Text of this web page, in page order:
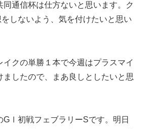
通信杯は仕方ないと思います。ク
しないよう、気を付けたいと思い
イクの単勝１本で今週はプラスマイ
ましたので、まあ良しとしたいと思
GⅠ初戦フェブラリーSです。明日